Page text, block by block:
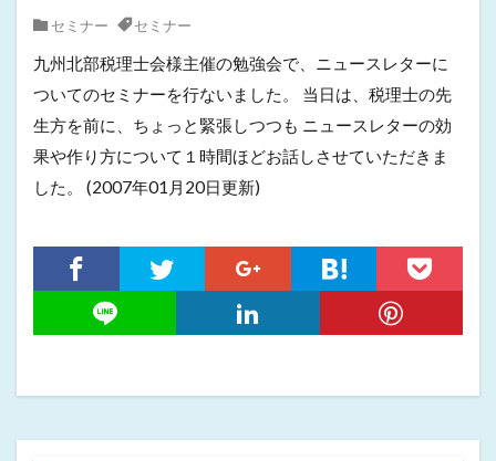
セミナー セミナー
九州北部税理士会様主催の勉強会で、ニュースレターに
ついてのセミナーを行ないました。 当日は、税理士の先
生方を前に、ちょっと緊張しつつも ニュースレターの効
果や作り方について１時間ほどお話しさせていただきま
した。 (2007年01月20日更新)